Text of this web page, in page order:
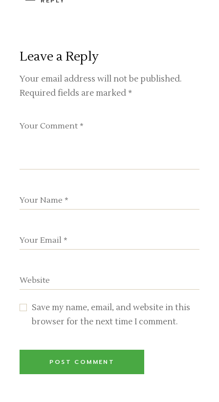
Leave a Reply
Your email address will not be published.
Required fields are marked *
Save my name, email, and website in this
browser for the next time I comment.
POST COMMENT